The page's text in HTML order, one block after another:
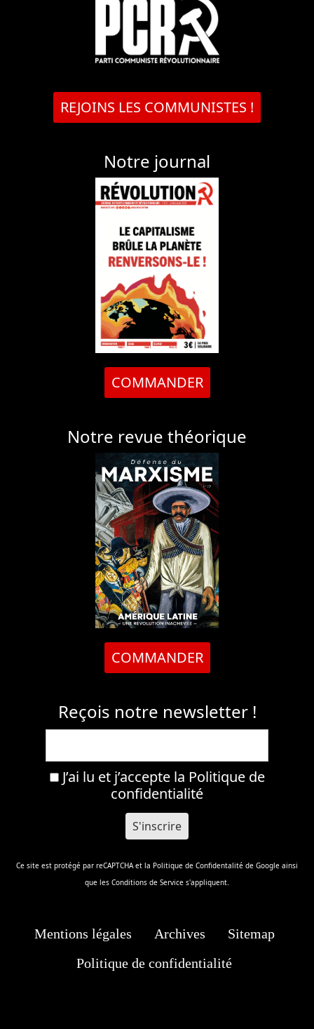
REJOINS LES COMMUNISTES !
Notre journal
COMMANDER
Notre revue théorique
COMMANDER
Reçois notre newsletter !
J’ai lu et j’accepte la Politique de
confidentialité
Ce site est protégé par reCAPTCHA et la Politique de Confidentalité de Google ainsi
que les Conditions de Service s'appliquent.
Mentions légales Archives
Sitemap
Politique de confidentialité